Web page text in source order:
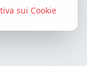
sui Cookie